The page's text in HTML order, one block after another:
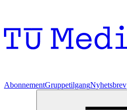
AbonnementGruppetilgangNyhetsbrev